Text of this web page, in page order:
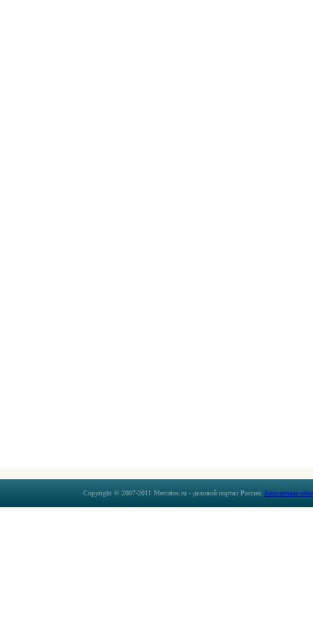
Copyright © 2007-2011 Mercatos.ru - деловой портал России. Бесплатные